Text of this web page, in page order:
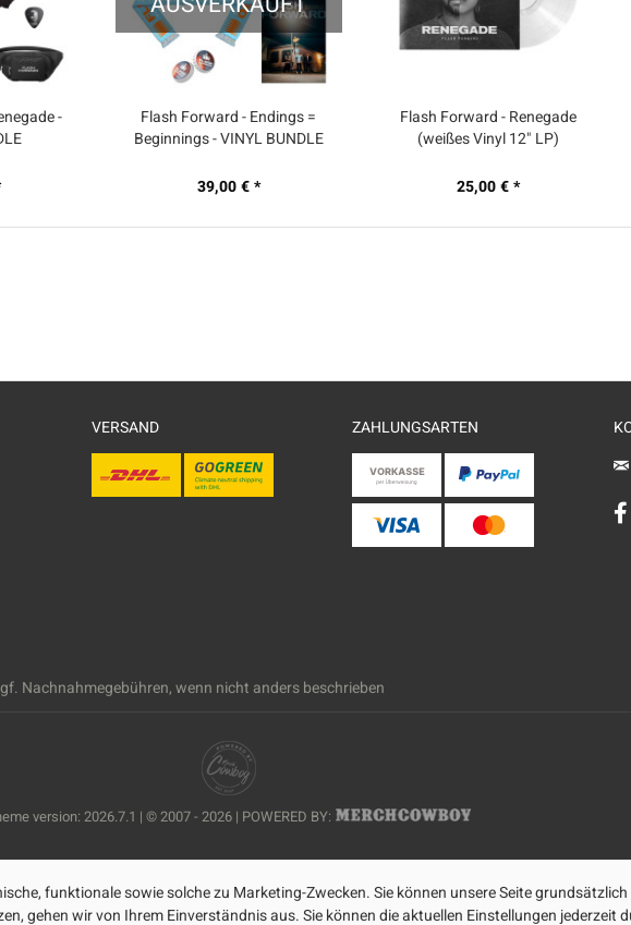
-
Flash Forward - Endings =
Beginnings - VINYL BUNDLE
39,00 € *
Flash Forward - Renegade
(weißes Vinyl 12" LP)
25,00 € *
VERSAND ZAHLUNGSARTEN
Nachnahmegebühren, wenn nicht anders beschrieben
version: 2026.7.1 | © 2007 - 2026 | POWERED BY:
funktionale sowie solche zu Marketing-Zwecken. Sie können unsere Seite
gehen wir von Ihrem Einverständnis aus. Sie können die aktuellen Einstellungen jederzeit